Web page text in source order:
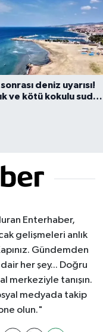
sonrası deniz uyarısı!
ve kötü kokulu suda
Enterhaber,
gelişmeleri anlık
Gündemden
her şey... Doğru
tanışın.
medyada takip
olun."